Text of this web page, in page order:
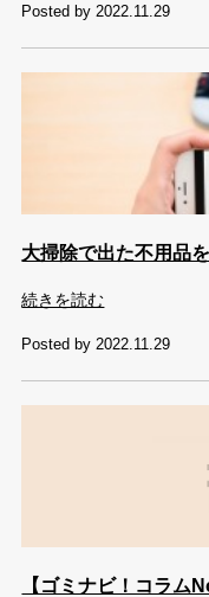
Posted by 2022.11.29
大掃除で出た不用品
続きを読む
Posted by 2022.11.29
【ゴミナビ！コラム